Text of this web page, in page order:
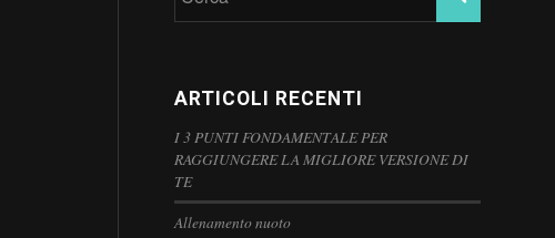
ARTICOLI RECENTI
I 3 PUNTI FONDAMENTALE PER
RAGGIUNGERE LA MIGLIORE VERSIONE DI
TE
Allenamento nuoto